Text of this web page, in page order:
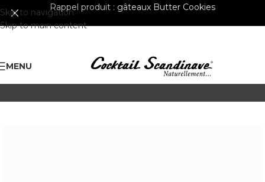
Skip to navigation
Skip to main content
Rappel produit : gâteaux Butter Cookies
MENU